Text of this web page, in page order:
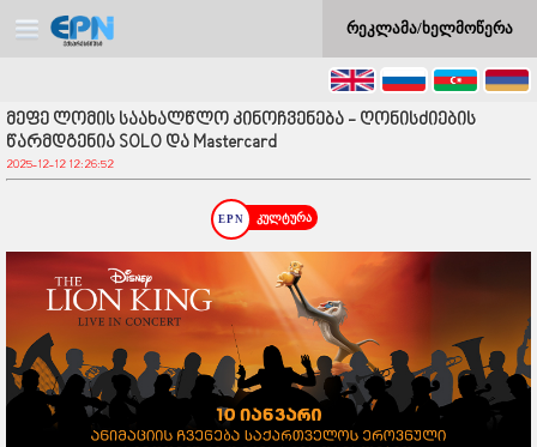
რეკლამა/ხელმოწერა
მეფე ლომის საახალწლო კინოჩვენება - ღონისძიების
წარმდგენია SOLO და Mastercard
2025-12-12 12:26:52
კულტურა